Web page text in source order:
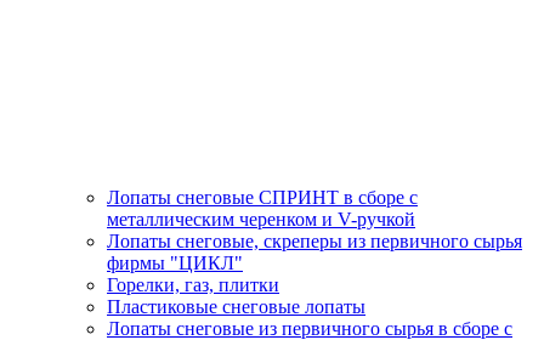
Лопаты снеговые СПРИНТ в сборе с
металлическим черенком и V-ручкой
Лопаты снеговые, скреперы из первичного сырья
фирмы "ЦИКЛ"
Горелки, газ, плитки
Пластиковые снеговые лопаты
Лопаты снеговые из первичного сырья в сборе с